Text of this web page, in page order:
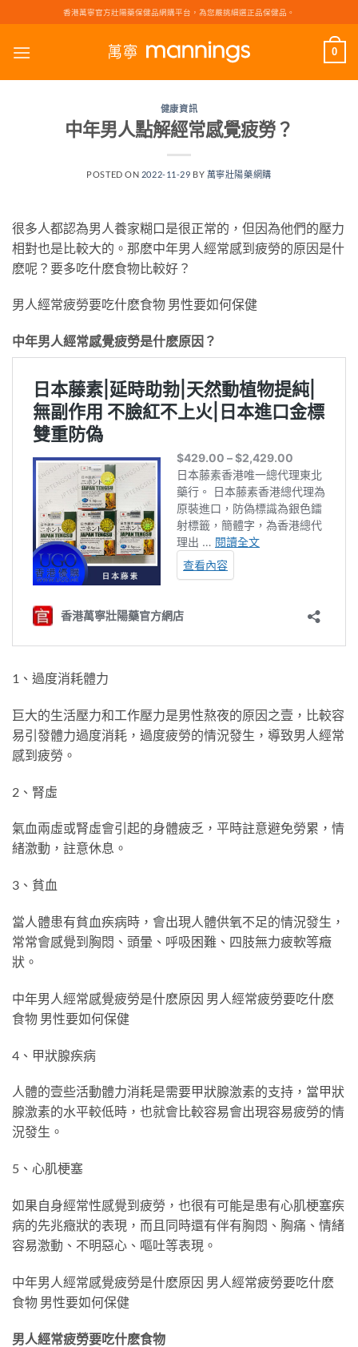
to
content
香港萬寧官方壯陽藥保健品網購平台，為您嚴挑細選正品保健品。
0
健康資訊
中年男人點解經常感覺疲勞？
POSTED ON 2022-11-29 BY 萬寧壯陽藥網購
很多人都認為男人養家糊口是很正常的，但因為他們的壓力
相對也是比較大的。那麽中年男人經常感到疲勞的原因是什
麽呢？要多吃什麽食物比較好？
男人經常疲勞要吃什麽食物 男性要如何保健
中年男人經常感覺疲勞是什麽原因？
1、過度消耗體力
巨大的生活壓力和工作壓力是男性熬夜的原因之壹，比較容
易引發體力過度消耗，過度疲勞的情況發生，導致男人經常
感到疲勞。
2、腎虛
氣血兩虛或腎虛會引起的身體疲乏，平時註意避免勞累，情
緒激動，註意休息。
3、貧血
當人體患有貧血疾病時，會出現人體供氧不足的情況發生，
常常會感覺到胸悶、頭暈、呼吸困難、四肢無力疲軟等癥
狀。
中年男人經常感覺疲勞是什麽原因 男人經常疲勞要吃什麽
食物 男性要如何保健
4、甲狀腺疾病
人體的壹些活動體力消耗是需要甲狀腺激素的支持，當甲狀
腺激素的水平較低時，也就會比較容易會出現容易疲勞的情
況發生。
5、心肌梗塞
如果自身經常性感覺到疲勞，也很有可能是患有心肌梗塞疾
病的先兆癥狀的表現，而且同時還有伴有胸悶、胸痛、情緒
容易激動、不明惡心、嘔吐等表現。
中年男人經常感覺疲勞是什麽原因 男人經常疲勞要吃什麽
食物 男性要如何保健
男人經常疲勞要吃什麽食物